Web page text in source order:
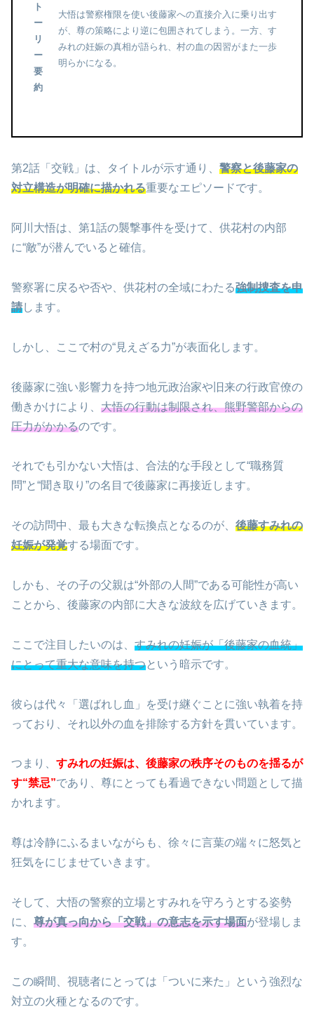
ト
ー
リ
ー
要
約
大悟は警察権限を使い後藤家への直接介入に乗り出す
が、尊の策略により逆に包囲されてしまう。一方、す
みれの妊娠の真相が語られ、村の血の因習がまた一歩
明らかになる。
第2話「交戦」は、タイトルが示す通り、 警察と後藤家の
対立構造が明確に描かれる重要なエピソードです。
阿川大悟は、第1話の襲撃事件を受けて、供花村の内部
に“敵”が潜んでいると確信。
警察署に戻るや否や、供花村の全域にわたる強制捜査を申
請します。
しかし、ここで村の“見えざる力”が表面化します。
後藤家に強い影響力を持つ地元政治家や旧来の行政官僚の
働きかけにより、 大悟の行動は制限され、熊野警部からの
圧力がかかるのです。
それでも引かない大悟は、合法的な手段として“職務質
問”と“聞き取り”の名目で後藤家に再接近します。
その訪問中、最も大きな転換点となるのが、 後藤すみれの
妊娠が発覚する場面です。
しかも、その子の父親は“外部の人間”である可能性が高い
ことから、後藤家の内部に大きな波紋を広げていきます。
ここで注目したいのは、 すみれの妊娠が「後藤家の血統」
にとって重大な意味を持つという暗示です。
彼らは代々「選ばれし血」を受け継ぐことに強い執着を持
っており、それ以外の血を排除する方針を貫いています。
つまり、 すみれの妊娠は、後藤家の秩序そのものを揺るが
す“禁忌”であり、尊にとっても看過できない問題として描
かれます。
尊は冷静にふるまいながらも、徐々に言葉の端々に怒気と
狂気をにじませていきます。
そして、大悟の警察的立場とすみれを守ろうとする姿勢
に、 尊が真っ向から「交戦」の意志を示す場面が登場しま
す。
この瞬間、視聴者にとっては「ついに来た」という強烈な
対立の火種となるのです。